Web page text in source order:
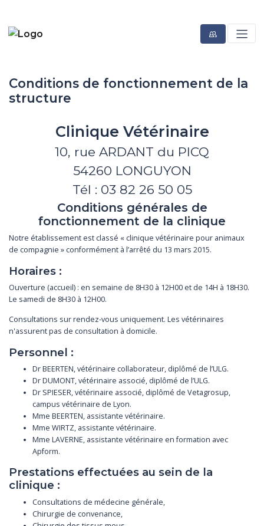
Conditions de fonctionnement de la
structure
Clinique Vétérinaire
10, rue ARDANT du PICQ
54260 LONGUYON
Tél : 03 82 26 50 05
Conditions générales de
fonctionnement de la clinique
Notre établissement est classé « clinique vétérinaire pour animaux
de compagnie » conformément à l’arrêté du 13 mars 2015.
Horaires :
Ouverture (accueil) : en semaine de 8H30 à 12H00 et de 14H à 18H30.
Le samedi de 8H30 à 12H00.
Consultations sur rendez-vous uniquement. Les vétérinaires
n'assurent pas de consultation à domicile.
Personnel :
Dr BEERTEN, vétérinaire collaborateur, diplômé de l’ULG.
Dr DUMONT, vétérinaire associé, diplômé de l’ULG.
Dr SPIESER, vétérinaire associé, diplômé de Vetagrosup,
campus vétérinaire de Lyon.
Mme BEERTEN, assistante vétérinaire.
Mme WIRTZ, assistante vétérinaire.
Mme LAVERNE, assistante vétérinaire en formation avec
Apform.
Prestations effectuées au sein de la
clinique :
Consultations de médecine générale,
Chirurgie de convenance,